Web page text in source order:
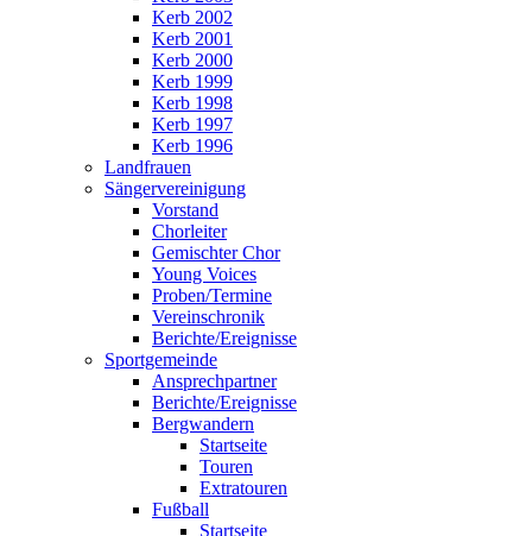
Kerb 2002
Kerb 2001
Kerb 2000
Kerb 1999
Kerb 1998
Kerb 1997
Kerb 1996
Landfrauen
Sängervereinigung
Vorstand
Chorleiter
Gemischter Chor
Young Voices
Proben/Termine
Vereinschronik
Berichte/Ereignisse
Sportgemeinde
Ansprechpartner
Berichte/Ereignisse
Bergwandern
Startseite
Touren
Extratouren
Fußball
Startseite